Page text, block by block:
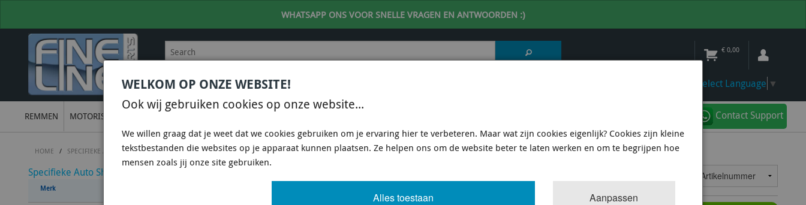
WHATSAPP ONS VOOR SNELLE VRAGEN EN ANTWOORDEN :)
€ 0,00
BEL +31 36 844 77 00VOOR DESKUNDIG ADVIES Select Language ▼
REMMEN MOTORISCH Contact Support
HOME / SPECIFIEKE AUTO SHOPS / SUBARU SHOP / SUBARU WRX STI VB/VN 2022-ON / KOPPELINGEN SUBARU WRX VB/VN 2022-ON
Specifieke Auto Shops
Merk
KOPPELINGEN SUBARU WRX VB/VN 2022-ON
WELKOM OP ONZE WEBSITE!
Ook wij gebruiken cookies op onze website...
We willen graag dat je weet dat we cookies gebruiken om je ervaring hier te verbeteren. Maar wat zijn cookies eigenlijk? Cookies zijn kleine
tekstbestanden die websites op je apparaat kunnen plaatsen. Ze helpen ons om de website beter te laten werken en om te begrijpen hoe
mensen zoals jij onze site gebruiken.
Aanpassen
Alles toestaan